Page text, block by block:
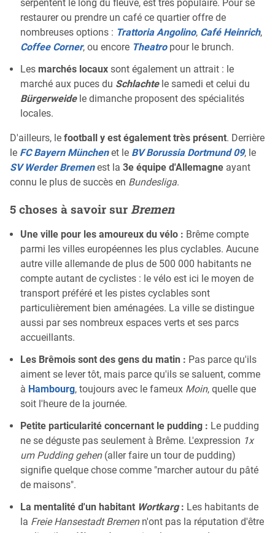
serpentent le long du fleuve, est très populaire. Pour se
restaurer ou prendre un café ce quartier offre de
nombreuses options : Trattoria Angolino, Café Heinrich,
Coffee Corner, ou encore Theatropour le brunch.
Les marchés locaux sont également un attrait : le
marché aux puces du Schlachtele samedi et celui du
Bürgerweidele dimanche proposent des spécialités
locales.
D'ailleurs, le football y est également très présent. Derrière
le FC Bayern Münchenet le BV Borussia Dortmund 09, le
SV Werder Bremenest la 3e équipe d'Allemagne ayant
connu le plus de succès en Bundesliga.
5 choses à savoir sur Bremen
Une ville pour les amoureux du vélo : Brême compte
parmi les villes européennes les plus cyclables. Aucune
autre ville allemande de plus de 500 000 habitants ne
compte autant de cyclistes : le vélo est ici le moyen de
transport préféré et les pistes cyclables sont
particulièrement bien aménagées. La ville se distingue
aussi par ses nombreux espaces verts et ses parcs
accueillants.
Les Brêmois sont des gens du matin : Pas parce qu'ils
aiment se lever tôt, mais parce qu'ils se saluent, comme
à Hambourg, toujours avec le fameux Moin, quelle que
soit l'heure de la journée.
Petite particularité concernant le pudding : Le pudding
ne se déguste pas seulement à Brême. L'expression 1x
um Pudding gehen(aller faire un tour de pudding)
signifie quelque chose comme "marcher autour du pâté
de maisons".
La mentalité d'un habitant Wortkarg : Les habitants de
la Freie Hansestadt Bremenn'ont pas la réputation d'être